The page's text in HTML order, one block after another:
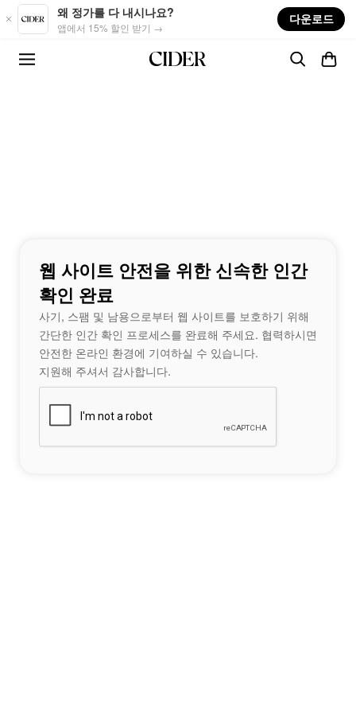
Skip to main content
왜 정가를 다 내시나요?
앱에서 15% 할인 받기 →
다운로드
웹 사이트 안전을 위한 신속한 인간
확인 완료
사기, 스팸 및 남용으로부터 웹 사이트를 보호하기 위해
간단한 인간 확인 프로세스를 완료해 주세요. 협력하시면
안전한 온라인 환경에 기여하실 수 있습니다.
지원해 주셔서 감사합니다.